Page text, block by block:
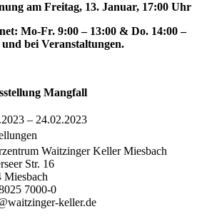
am Freitag, 13. Januar, 17:00 Uhr
Mo-Fr. 9:00 – 13:00 & Do. 14:00 –
und bei Veranstaltungen.
– 24.02.2023
Waitzinger Keller Miesbach
Str. 16
Miesbach
7000-0
keller.de